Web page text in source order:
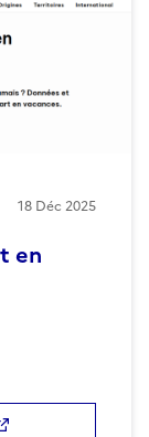
18 Déc 2025
en